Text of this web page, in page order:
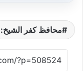
محافظ كفر الشيخ: